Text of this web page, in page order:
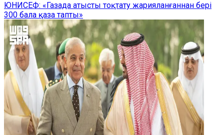
ЮНИСЕФ: «Газада атысты тоқтату жарияланғаннан бері
300 бала қаза тапты»